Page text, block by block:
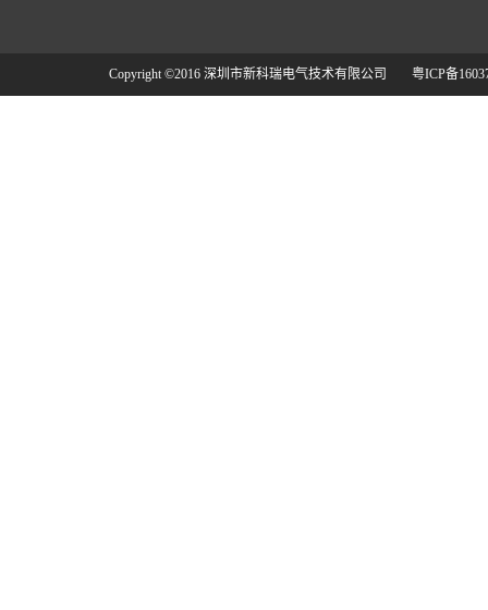
Copyright ©2016 深圳市新科瑞电气技术有限公司 粤ICP备